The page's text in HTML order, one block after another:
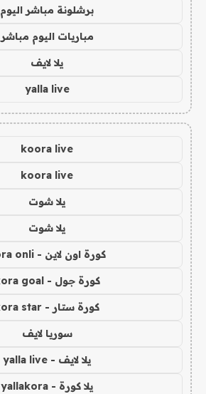
برشلونة مباشر اليوم
مباريات اليوم مباشر
يلا لايف
yalla live
koora live
koora live
يلا شوت
يلا شوت
كورة اون لاين - kora onli
كورة جول - kora goal
كورة ستار - kora star
سوريا لايف
يلا لايف - yalla live
يلا كورة - yallakora